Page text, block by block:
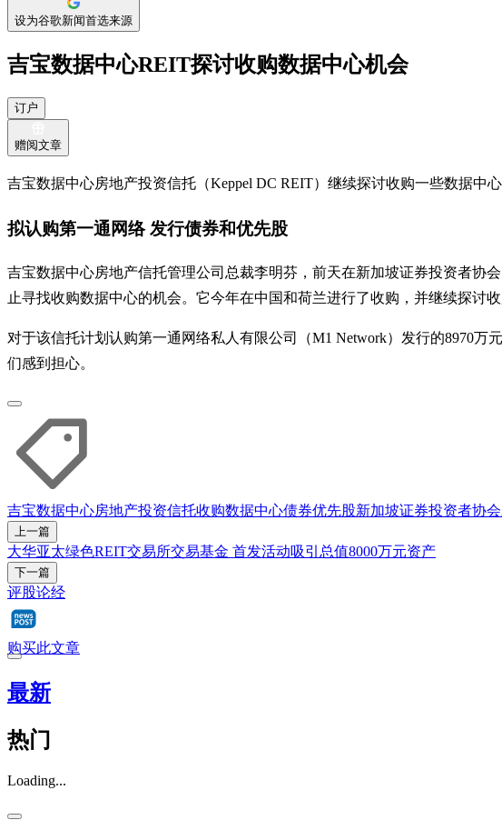
设为谷歌新闻首选来源
吉宝数据中心REIT探讨收购数据中心机会
订户
赠阅文章
吉宝数据中心房地产投资信托（Keppel DC REIT）继续探讨收购一些数据中
拟认购第一通网络 发行债券和优先股
吉宝数据中心房地产信托管理公司总裁李明芬，前天在新加坡证券投资者协
止寻找收购数据中心的机会。它今年在中国和荷兰进行了收购，并继续探讨
对于该信托计划认购第一通网络私人有限公司（M1 Network）发行的8970
们感到担心。
吉宝数据中心房地产投资信托收购数据中心债券优先股新加坡证券投资者协会
上一篇
大华亚太绿色REIT交易所交易基金 首发活动吸引总值8000万元资产
下一篇
评股论经
购买此文章
最新
热门
Loading...